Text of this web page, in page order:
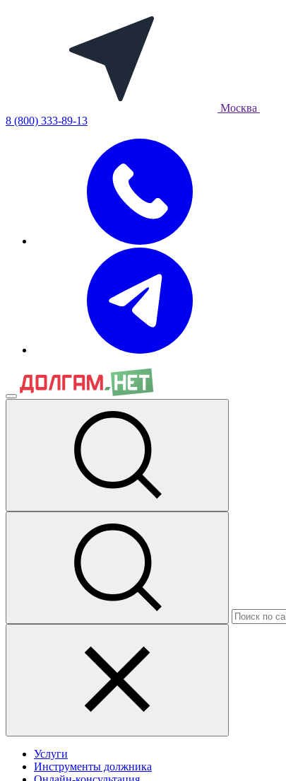
Москва
8 (800) 333-89-13
Услуги
Инструменты должника